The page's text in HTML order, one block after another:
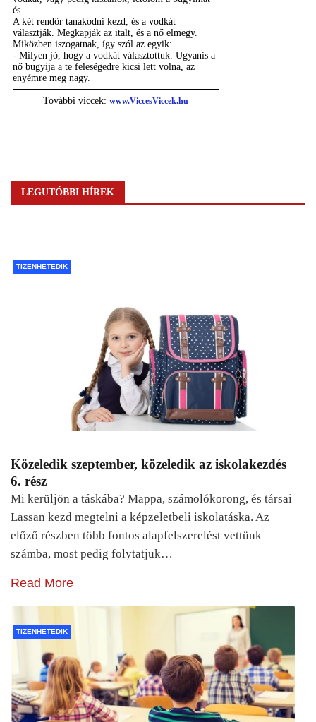
LEGUTÓBBI HÍREK
TIZENHETEDIK
Közeledik szeptember, közeledik az iskolakezdés
6. rész
Mi kerüljön a táskába? Mappa, számolókorong, és társai
Lassan kezd megtelni a képzeletbeli iskolatáska. Az
előző részben több fontos alapfelszerelést vettünk
számba, most pedig folytatjuk…
Read More
TIZENHETEDIK